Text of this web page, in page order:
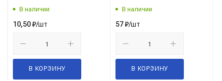
В наличии
10,50₽/шт
В КОРЗИНУ
В наличии
57₽/шт
В КОРЗИНУ